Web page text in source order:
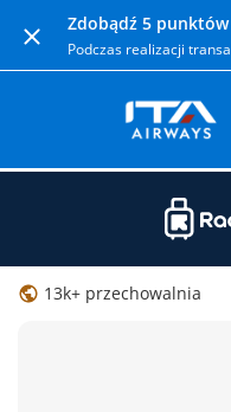
Zdobądź 5
Podczas realizacji
13k+ przechowalnia